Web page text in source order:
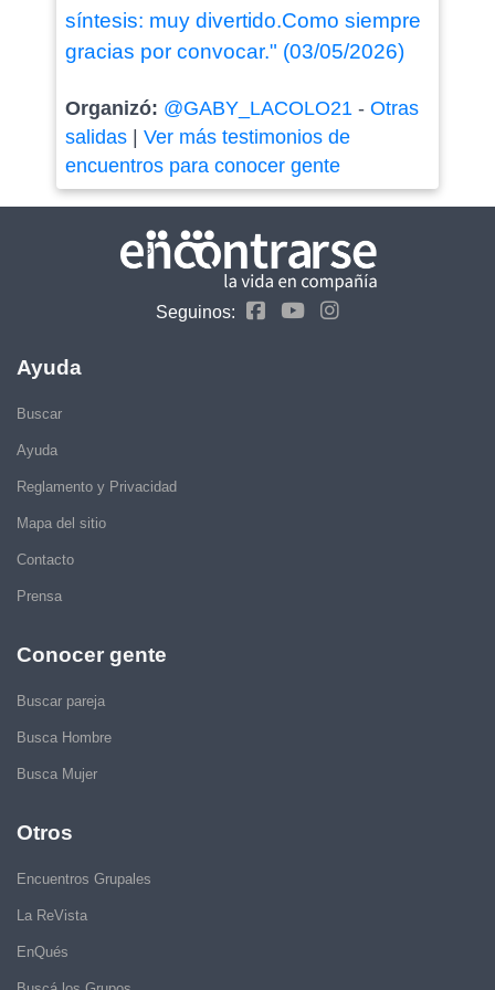
síntesis: muy divertido.Como siempre
gracias por convocar." (03/05/2026)
Organizó: @GABY_LACOLO21- Otras
salidas| Ver más testimonios de
encuentros para conocer gente
Seguinos:
Ayuda
Buscar
Ayuda
Reglamento y Privacidad
Mapa del sitio
Contacto
Prensa
Conocer gente
Buscar pareja
Busca Hombre
Busca Mujer
Otros
Encuentros Grupales
La ReVista
EnQués